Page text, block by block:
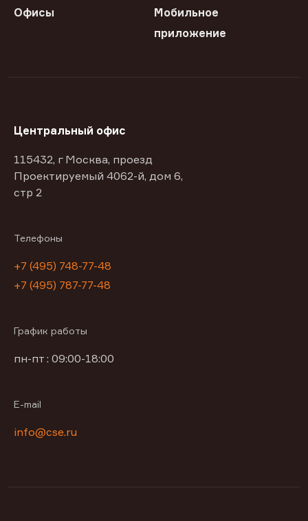
Офисы
Мобильное
приложение
Центральный офис
115432, г Москва, проезд
Проектируемый 4062-й, дом 6,
стр 2
Телефоны
+7 (495) 748-77-48
+7 (495) 787-77-48
График работы
пн-пт : 09:00-18:00
E-mail
info@cse.ru